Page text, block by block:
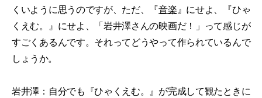
くいように思うのですが、ただ、『音楽』にせよ、『ひゃ
くえむ。』にせよ、「岩井澤さんの映画だ！」って感じが
すごくあるんです。それってどうやって作られているんで
しょうか。
岩井澤：自分でも『ひゃくえむ。』が完成して観たときに